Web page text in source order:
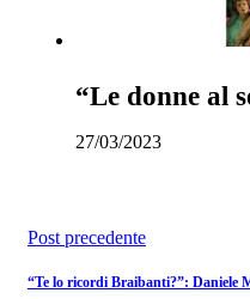
“Le donne al
27/03/2023
Post precedente
“Te lo ricordi Braibanti?”: Daniele